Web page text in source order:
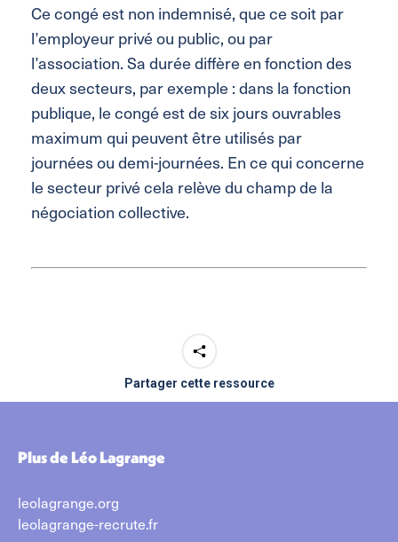
Ce congé est non indemnisé, que ce soit par
l’employeur privé ou public, ou par
l’association. Sa durée diffère en fonction des
deux secteurs, par exemple : dans la fonction
publique, le congé est de six jours ouvrables
maximum qui peuvent être utilisés par
journées ou demi-journées. En ce qui concerne
le secteur privé cela relève du champ de la
négociation collective.
Partager cette ressource
Plus de Léo Lagrange
leolagrange.org
leolagrange-recrute.fr